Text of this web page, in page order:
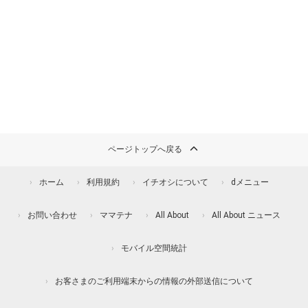
ページトップへ戻る
ホーム 利用規約 イチオシについて dメニュー
お問い合わせ ママテナ All About All About ニュース
モバイル空間統計
お客さまのご利用端末からの情報の外部送信について